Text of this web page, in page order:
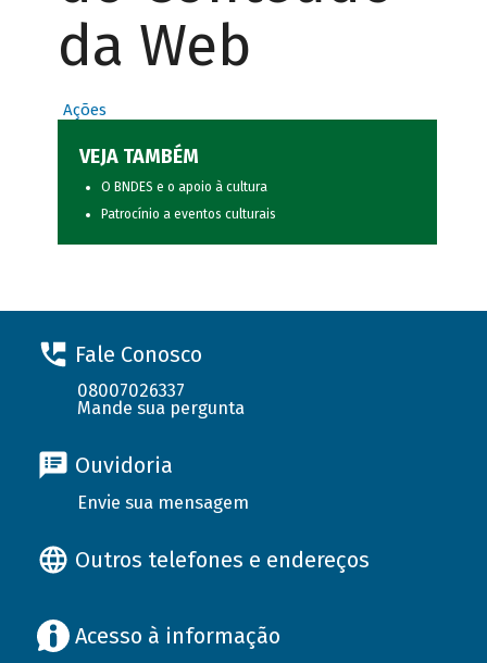
da Web
Ações
VEJA TAMBÉM
O BNDES e o apoio à cultura
Patrocínio a eventos culturais
Fale Conosco
08007026337
Mande sua pergunta
Ouvidoria
Envie sua mensagem
Outros telefones e endereços
Acesso à informação